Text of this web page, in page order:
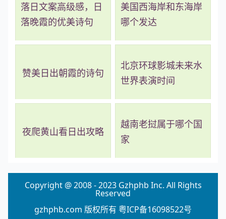
落日文案高级感，日
落晚霞的优美诗句
美国西海岸和东海岸
哪个发达
赞美日出朝霞的诗句
北京环球影城未来水
世界表演时间
夜爬黄山看日出攻略
越南老挝属于哪个国
家
Copyright @ 2008 - 2023 Gzhphb Inc. All Rights
Reserved
gzhphb.com 版权所有 粤ICP备16098522号